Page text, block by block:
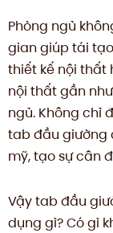
Phòng ngủ
gian giúp tái
thiết kế nội thất
nội thất gần
ngủ. Không chỉ
tab đầu giường
mỹ, tạo sự cân
Vậy tab đầu
dụng gì? Có gì